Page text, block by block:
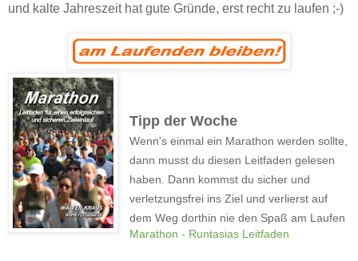
und kalte Jahreszeit hat gute Gründe, erst recht zu laufen ;-)
Tipp der Woche
Wenn's einmal ein Marathon werden sollte,
dann musst du diesen Leitfaden gelesen
haben. Dann kommst du sicher und
verletzungsfrei ins Ziel und verlierst auf
dem Weg dorthin nie den Spaß am Laufen
Marathon - Runtasias Leitfaden